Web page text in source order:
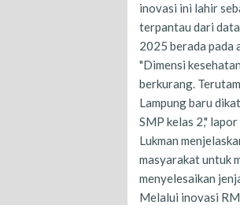
inovasi ini lahir
terpantau dari
2025 berada pada
​"Dimensi
berkurang.
Lampung baru
SMP kelas 2,"
Lukman
masyarakat untuk
menyelesaikan
Melalui inovasi